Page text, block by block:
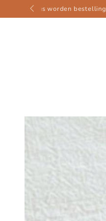
GA NAAR
CONTENT